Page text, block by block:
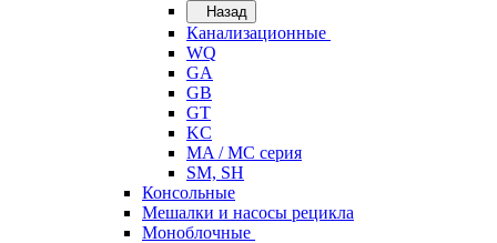
Назад
Канализационные
WQ
GA
GB
GT
KC
MA / MC серия
SM, SH
Консольные
Мешалки и насосы рецикла
Моноблочные